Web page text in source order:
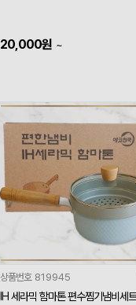
20,000원 ~
상품번호 819945
IH 세라믹 함마톤 편수찜기냄비세